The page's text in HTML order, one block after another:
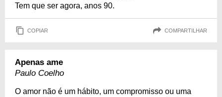
Tem que ser agora, anos 90.
COPIAR COMPARTILHAR
Apenas ame
Paulo Coelho
O amor não é um hábito, um compromisso ou uma